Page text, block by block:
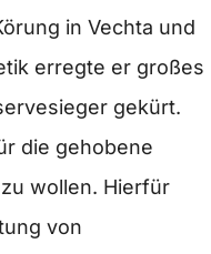
in Vechta und
erregte er großes
gekürt.
die gehobene
wollen. Hierfür
von